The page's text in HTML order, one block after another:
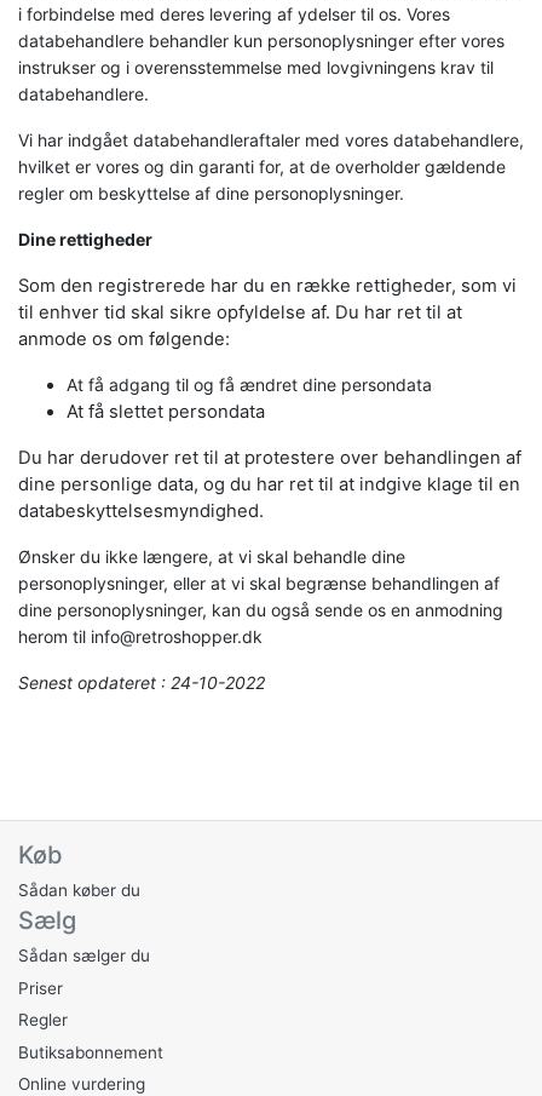
i forbindelse med deres levering af ydelser til os. Vores
databehandlere behandler kun personoplysninger efter vores
instrukser og i overensstemmelse med lovgivningens krav til
databehandlere.
Vi har indgået databehandleraftaler med vores databehandlere,
hvilket er vores og din garanti for, at de overholder gældende
regler om beskyttelse af dine personoplysninger.
Dine rettigheder
Som den registrerede har du en række rettigheder, som vi
til enhver tid skal sikre opfyldelse af. Du har ret til at
anmode os om følgende:
At få adgang til og få ændret dine persondata
At få slettet persondata
Du har derudover ret til at protestere over behandlingen af
dine personlige data, og du har ret til at indgive klage til en
databeskyttelsesmyndighed.
Ønsker du ikke længere, at vi skal behandle dine
personoplysninger, eller at vi skal begrænse behandlingen af
dine personoplysninger, kan du også sende os en anmodning
herom til info@retroshopper.dk
Senest opdateret : 24-10-2022
Køb
Sådan køber du
Sælg
Sådan sælger du
Priser
Regler
Butiksabonnement
Online vurdering